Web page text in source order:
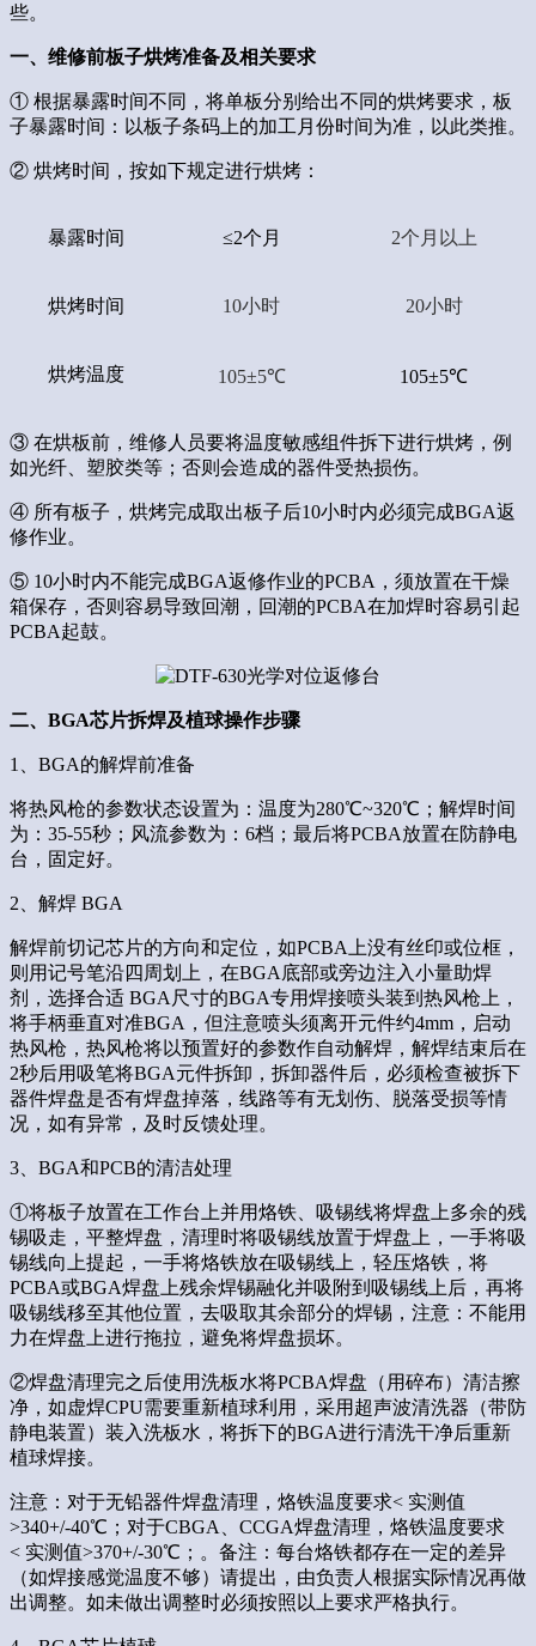
些。
一、维修前板子烘烤准备及相关要求
① 根据暴露时间不同，将单板分别给出不同的烘烤要求，板
子暴露时间：以板子条码上的加工月份时间为准，以此类推。
② 烘烤时间，按如下规定进行烘烤：
暴露时间 ≤2个月 2个月以上
烘烤时间 10小时 20小时
烘烤温度 105±5℃ 105±5℃
③ 在烘板前，维修人员要将温度敏感组件拆下进行烘烤，例
如光纤、塑胶类等；否则会造成的器件受热损伤。
④ 所有板子，烘烤完成取出板子后10小时内必须完成BGA返
修作业。
⑤ 10小时内不能完成BGA返修作业的PCBA，须放置在干燥
箱保存，否则容易导致回潮，回潮的PCBA在加焊时容易引起
PCBA起鼓。
二、BGA芯片拆焊及植球操作步骤
1、BGA的解焊前准备
将热风枪的参数状态设置为：温度为280℃~320℃；解焊时间
为：35-55秒；风流参数为：6档；最后将PCBA放置在防静电
台，固定好。
2、解焊 BGA
解焊前切记芯片的方向和定位，如PCBA上没有丝印或位框，
则用记号笔沿四周划上，在BGA底部或旁边注入小量助焊
剂，选择合适 BGA尺寸的BGA专用焊接喷头装到热风枪上，
将手柄垂直对准BGA，但注意喷头须离开元件约4mm，启动
热风枪，热风枪将以预置好的参数作自动解焊，解焊结束后在
2秒后用吸笔将BGA元件拆卸，拆卸器件后，必须检查被拆下
器件焊盘是否有焊盘掉落，线路等有无划伤、脱落受损等情
况，如有异常，及时反馈处理。
3、BGA和PCB的清洁处理
①将板子放置在工作台上并用烙铁、吸锡线将焊盘上多余的残
锡吸走，平整焊盘，清理时将吸锡线放置于焊盘上，一手将吸
锡线向上提起，一手将烙铁放在吸锡线上，轻压烙铁，将
PCBA或BGA焊盘上残余焊锡融化并吸附到吸锡线上后，再将
吸锡线移至其他位置，去吸取其余部分的焊锡，注意：不能用
力在焊盘上进行拖拉，避免将焊盘损坏。
②焊盘清理完之后使用洗板水将PCBA焊盘（用碎布）清洁擦
净，如虚焊CPU需要重新植球利用，采用超声波清洗器（带防
静电装置）装入洗板水，将拆下的BGA进行清洗干净后重新
植球焊接。
注意：对于无铅器件焊盘清理，烙铁温度要求< 实测值
>340+/-40℃；对于CBGA、CCGA焊盘清理，烙铁温度要求
< 实测值>370+/-30℃；。备注：每台烙铁都存在一定的差异
（如焊接感觉温度不够）请提出，由负责人根据实际情况再做
出调整。如未做出调整时必须按照以上要求严格执行。